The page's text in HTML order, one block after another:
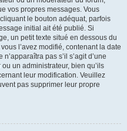
vos propres messages. Vous
le bouton adéquat, parfois
initial ait été publié. Si
un petit texte situé en dessous du
l’avez modifié, contenant la date
pas s’il s’agit d’une
un administrateur, bien qu’ils
leur modification. Veuillez
pas supprimer leur propre